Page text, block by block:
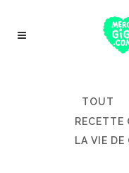
TOUT
RECETTE
LA VIE DE